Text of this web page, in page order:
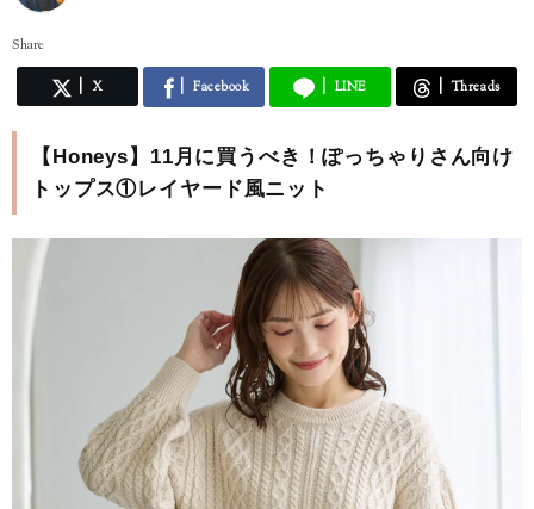
Share
X Facebook LINE Threads
【Honeys】11月に買うべき！ぽっちゃりさん向け
トップス①レイヤード風ニット